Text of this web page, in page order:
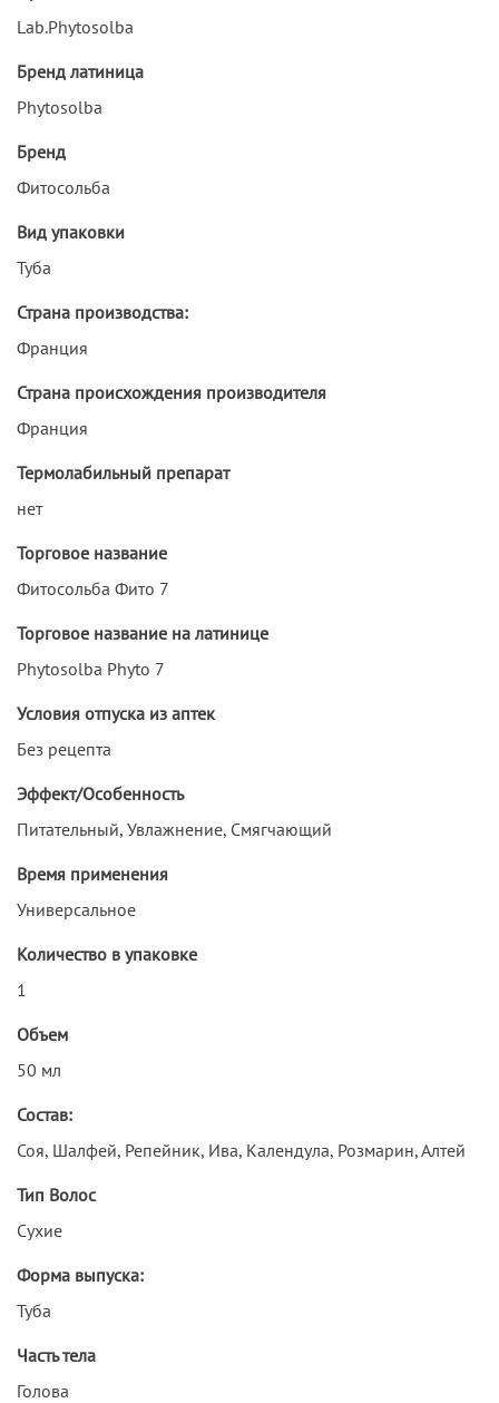
Lab.Phytosolba
Бренд латиница
Phytosolba
Бренд
Фитосольба
Вид упаковки
Туба
Страна производства:
Франция
Страна происхождения производителя
Франция
Термолабильный препарат
нет
Торговое название
Фитосольба Фито 7
Торговое название на латинице
Phytosolba Phyto 7
Условия отпуска из аптек
Без рецепта
Эффект/Особенность
Питательный, Увлажнение, Смягчающий
Время применения
Универсальное
Количество в упаковке
1
Объем
50 мл
Состав:
Соя, Шалфей, Репейник, Ива, Календула, Розмарин, Алтей
Тип Волос
Сухие
Форма выпуска:
Туба
Часть тела
Голова